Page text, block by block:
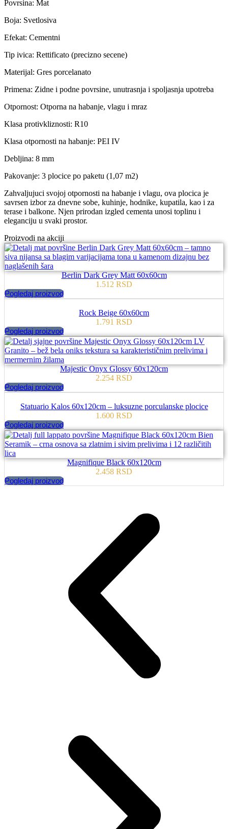
Povrsina: Mat
Boja: Svetlosiva
Efekat: Cementni
Tip ivica: Rettificato (precizno secene)
Materijal: Gres porcelanato
Primena: Zidne i podne povrsine, unutrasnja i spoljasnja upotreba
Otpornost: Otporna na habanje, vlagu i mraz
Klasa protivkliznosti: R10
Klasa otpornosti na habanje: PEI IV
Debljina: 8 mm
Pakovanje: 3 plocice po paketu (1,07 m2)
Zahvaljujuci svojoj otpornosti na habanje i vlagu, ova plocica je
savrsen izbor za dnevne sobe, kuhinje, hodnike, kupatila, kao i za
terase i balkone. Njen prirodan izgled cementa unosi toplinu i
eleganciju u svaki prostor.
Proizvodi na akciji
Berlin Dark Grey Matt 60x60cm
1.512 RSD
Pogledaj proizvod
Rock Beige 60x60cm
1.791 RSD
Pogledaj proizvod
Majestic Onyx Glossy 60x120cm
2.254 RSD
Pogledaj proizvod
Statuario Kalos 60x120cm – luksuzne porculanske plocice
1.600 RSD
Pogledaj proizvod
Magnifique Black 60x120cm
2.458 RSD
Pogledaj proizvod